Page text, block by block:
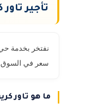
تأجير
نفتخر بخدمة
سعر في السوق.
ما هو تاور